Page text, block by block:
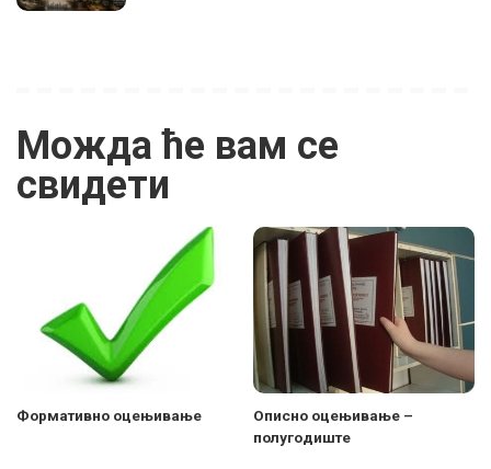
Можда ће вам се
свидети
Формативно оцењивање
Описно оцењивање –
полугодиште